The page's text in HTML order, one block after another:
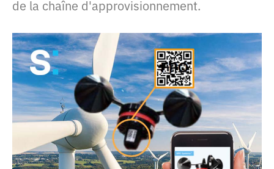
de la chaîne d'approvisionnement.